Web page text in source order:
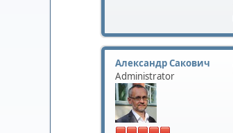
Александр Сакович
Administrator